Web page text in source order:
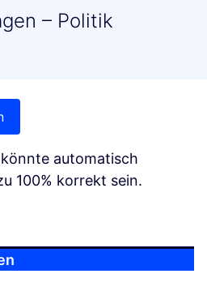
– Politik
automatisch
100% korrekt sein.